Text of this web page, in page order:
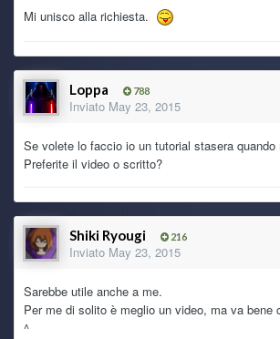
Mi unisco alla richiesta.
Loppa 788
Inviato May 23, 2015
Se volete lo faccio io un tutorial stasera
Preferite il video o scritto?
Shiki Ryougi 216
Inviato May 23, 2015
Sarebbe utile anche a me.
Per me di solito è meglio un video, ma va bene
^